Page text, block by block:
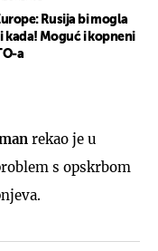
Rusija bi mogla
kada! Moguć i kopneni
a
rekao je u
s opskrbom